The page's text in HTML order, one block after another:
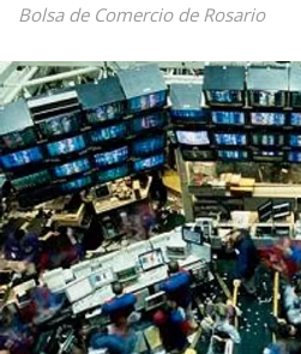
Bolsa de Comercio de Rosario